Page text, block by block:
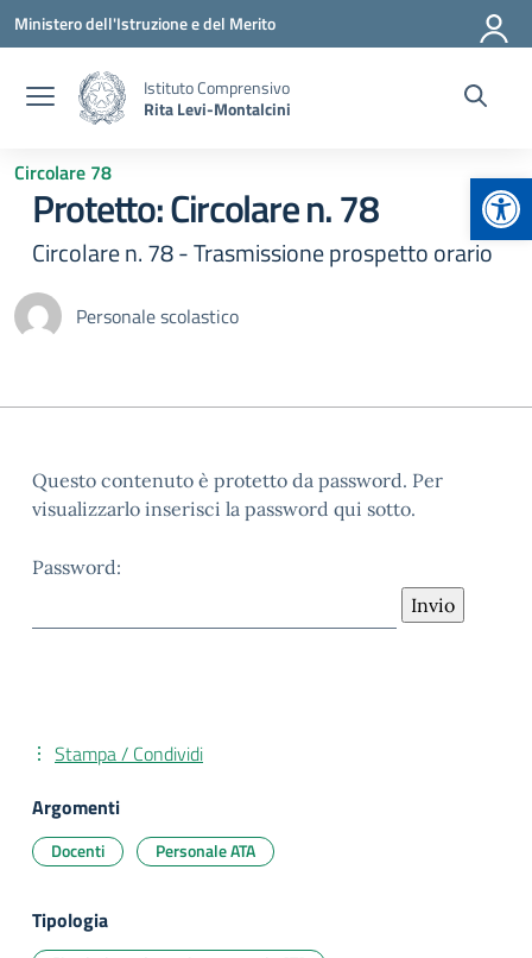
Vai ai contenuti
Vai al menu di navigazione
Vai al footer
Ministero dell'Istruzione e del Merito
Istituto Comprensivo
Rita Levi-Montalcini
Circolare 78
Protetto: Circolare n. 78
Circolare n. 78 - Trasmissione prospetto orario
Personale scolastico
Questo contenuto è protetto da password. Per
visualizzarlo inserisci la password qui sotto.
Password:
Stampa / Condividi
Argomenti
Docenti Personale ATA
Tipologia